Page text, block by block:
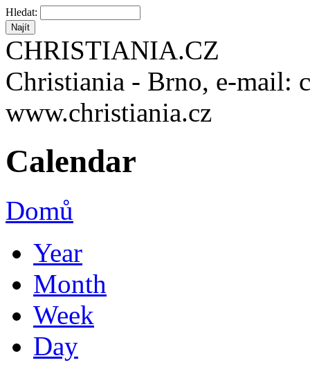
Hledat:
CHRISTIANIA.CZ
Christiania - Brno, e-mail:
www.christiania.cz
Calendar
Domů
Year
Month
Week
Day